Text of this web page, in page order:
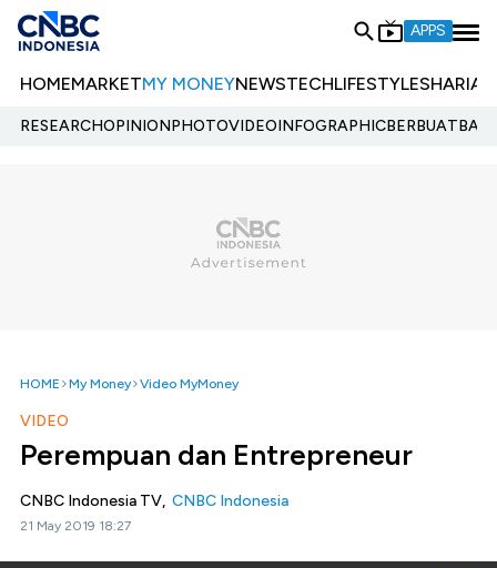
APPS
HOMEMARKETMY MONEYNEWSTECHLIFESTYLESHARIA
RESEARCHOPINIONPHOTOVIDEOINFOGRAPHIC
HOME My Money Video MyMoney
VIDEO
Perempuan dan Entrepreneur
CNBC Indonesia TV, CNBC Indonesia
21 May 2019 18:27